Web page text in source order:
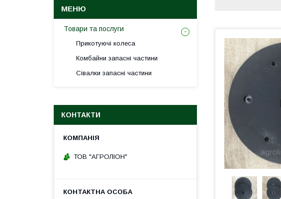
Товари та послуги
Прикотуючі колеса
Комбайни запасні частини
Сівалки запасні частини
КОНТАКТИ
ТОВ "АГРОЛІОН"